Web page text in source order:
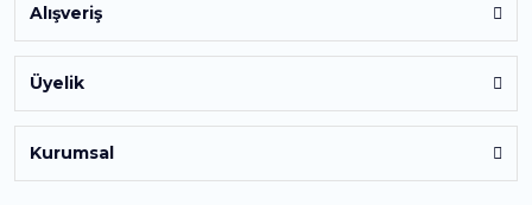
Alışveriş
Üyelik
Kurumsal